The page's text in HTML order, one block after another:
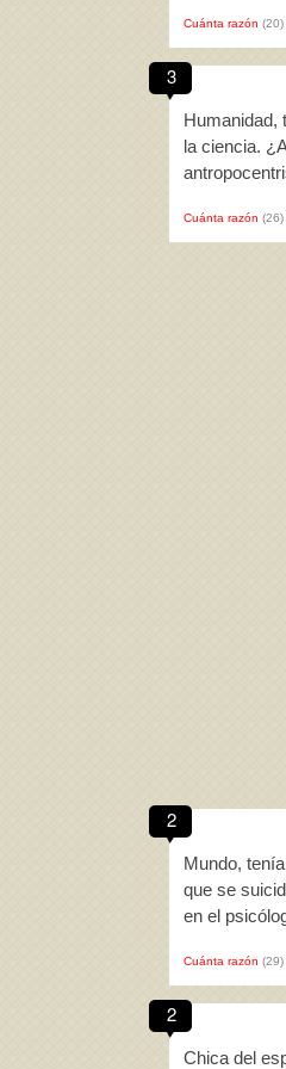
Cuánta razón (20)
3
Humanidad,
la ciencia.
Cuánta razón (26)
2
Mundo,
que se
en el
Cuánta razón (29)
2
Chica del